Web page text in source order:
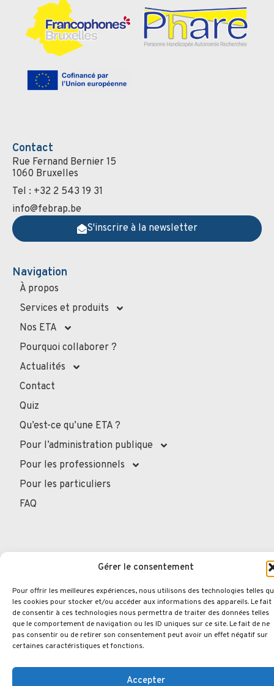
Gérer le consentement
Pour offrir les meilleures expériences, nous utilisons des technologies telles
les cookies pour stocker et/ou accéder aux informations des appareils. Le fait
de consentir à ces technologies nous permettra de traiter des données telles
que le comportement de navigation ou les ID uniques sur ce site. Le fait de ne
pas consentir ou de retirer son consentement peut avoir un effet négatif sur
certaines caractéristiques et fonctions.
Accepter
Navigation
À propos
Services et produits
Nos ETA
Pourquoi collaborer ?
Actualités
Contact
Quiz
Qu’est-ce qu’une ETA ?
Pour l’administration publique
Pour les professionnels
Pour les particuliers
FAQ
Contact
Rue Fernand Bernier 15
1060 Bruxelles
Tel : +32 2 543 19 31
info@febrap.be
S'inscrire à la newsletter
Opengraphy
. Tous droits réservés.
Politique des cookies